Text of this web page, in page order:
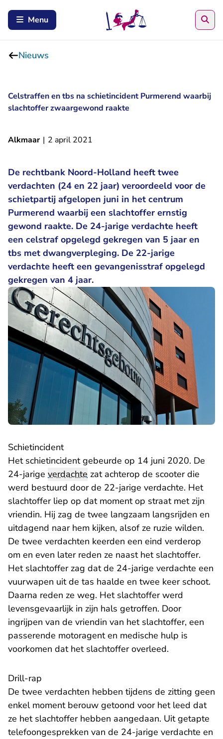
Menu
Nieuws
Celstraffen en tbs na schietincident Purmerend waarbij
slachtoffer zwaargewond raakte
Alkmaar | 2 april 2021
De rechtbank Noord-Holland heeft twee
verdachten (24 en 22 jaar) veroordeeld voor de
schietpartij afgelopen juni in het centrum
Purmerend waarbij een slachtoffer ernstig
gewond raakte. De 24-jarige verdachte heeft
een celstraf opgelegd gekregen van 5 jaar en
tbs met dwangverpleging. De 22-jarige
verdachte heeft een gevangenisstraf opgelegd
gekregen van 4 jaar.
Schietincident
Het schietincident gebeurde op 14 juni 2020. De
24-jarige verdachte zat achterop de scooter die
werd bestuurd door de 22-jarige verdachte. Het
slachtoffer liep op dat moment op straat met zijn
vriendin. Hij zag de twee langzaam langsrijden en
uitdagend naar hem kijken, alsof ze ruzie wilden.
De twee verdachten keerden een eind verderop
om en even later reden ze naast het slachtoffer.
Het slachtoffer zag dat de 24-jarige verdachte een
vuurwapen uit de tas haalde en twee keer schoot.
Daarna reden ze weg. Het slachtoffer werd
levensgevaarlijk in zijn hals getroffen. Door
ingrijpen van de vriendin van het slachtoffer, een
passerende motoragent en medische hulp is
voorkomen dat het slachtoffer overleed.
Drill-rap
De twee verdachten hebben tijdens de zitting geen
enkel moment berouw getoond voor het leed dat
ze het slachtoffer hebben aangedaan. Uit getapte
telefoongesprekken van de 24-jarige verdachte en